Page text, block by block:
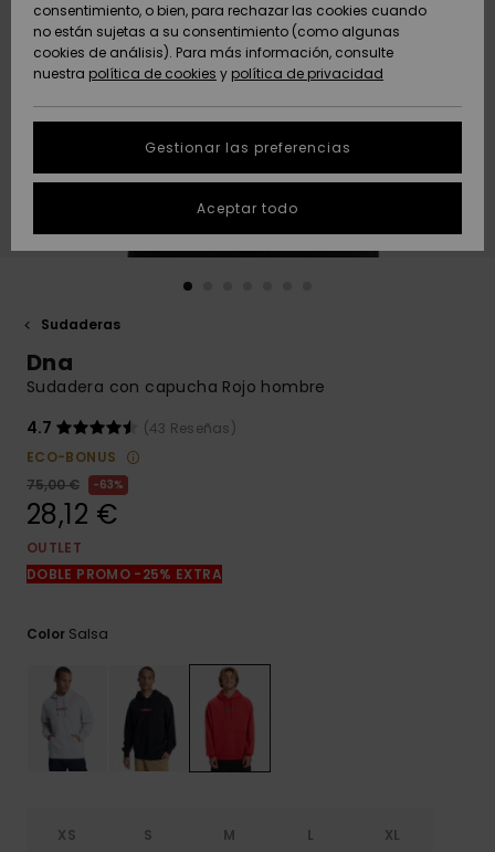
Novedades
Destacados
Novedades
Destacados
Comunidad
AYUDA &
CONTACTO
Protección de
datos
personales
Inicia una
conversación
la respuesta
más rápida a
Encuentra
respuestas a
las preguntas
contacto.
SOSTENIBILIDAD
Sudaderas
Dna
Sudadera con capucha Rojo hombre
4.7
(43 Reseñas)
ECO-BONUS
75,00 €
63%
28,12 €
OUTLET
DOBLE PROMO -25% EXTRA
Color Salsa
XS S M L XL
consentimiento, o bien, para rechazar las cookies cuando
no están sujetas a su consentimiento (como algunas
cookies de análisis). Para más información, consulte
nuestra política de cookies y política de privacidad
Gestionar las preferencias
Aceptar todo